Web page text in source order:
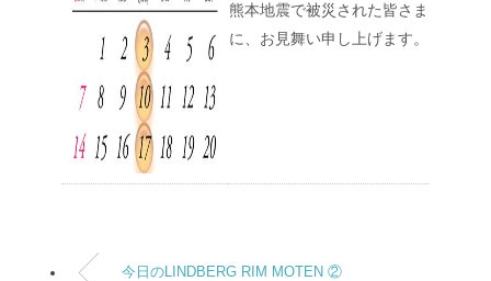
熊本地震で被災された皆さま
に、お見舞い申し上げます。
今日のLINDBERG RIM MOTEN ②